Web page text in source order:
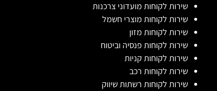
שירות לקוחות מועדוני צרכנות
שירות לקוחות מוצרי חשמל
שירות לקוחות מזון
שירות לקוחות פנסיה וביטוח
שירות לקוחות קניות
שירות לקוחות רכב
שירות לקוחות רשתות שיווק